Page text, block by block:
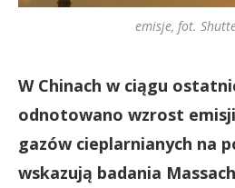
emisje, fot.
W Chinach w ciągu
odnotowano wzrost
gazów cieplarnianych na
wskazują badania